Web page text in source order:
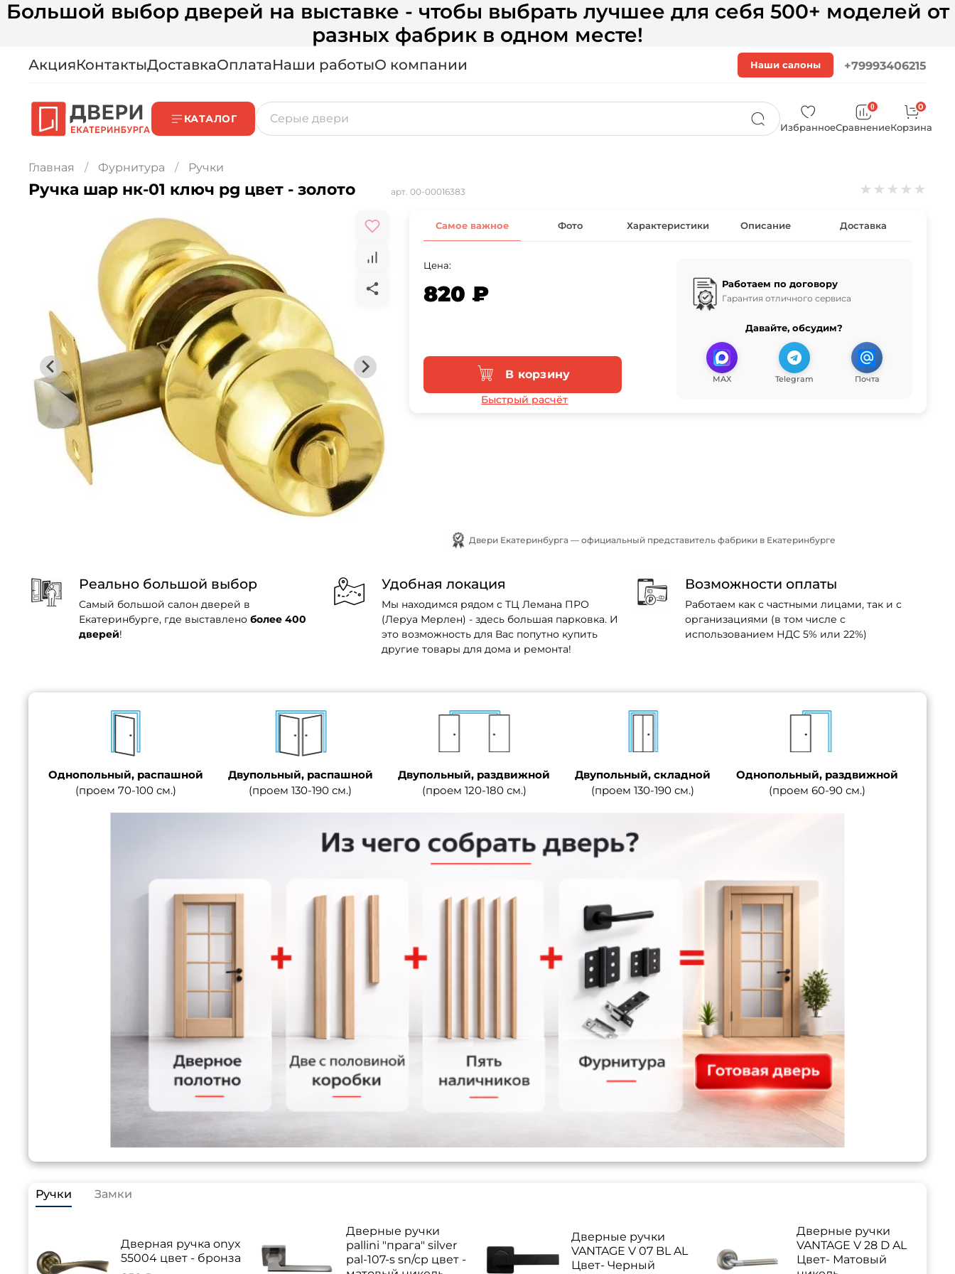
Большой выбор дверей на выставке - чтобы выбрать лучшее для себя 500+ моделей от
разных фабрик в одном месте!
АкцияКонтактыДоставкаОплатаНаши работыО компании Наши салоны +79993406215
КАТАЛОГ
Избранное
0
Сравнение
0
Корзина
Главная Фурнитура Ручки
Ручка шар нк-01 ключ рg цвет - золото арт. 00-00016383 ★ ★ ★ ★ ★
Самое важное Фото Характеристики Описание Доставка
Цена:
820 ₽
В корзину
Быстрый расчёт
Работаем по договору
Гарантия отличного сервиса
Давайте, обсудим?
MAX Telegram Почта
Двери Екатеринбурга — официальный представитель фабрики в Екатеринбурге
Реально большой выбор
Самый большой салон дверей в
Екатеринбурге, где выставлено более 400
дверей!
Удобная локация
Мы находимся рядом с ТЦ Лемана ПРО
(Леруа Мерлен) - здесь большая парковка. И
это возможность для Вас попутно купить
другие товары для дома и ремонта!
Возможности оплаты
Работаем как с частными лицами, так и с
организациями (в том числе с
использованием НДС 5% или 22%)
Однопольный, распашной
(проем 70-100 см.)
Двупольный, распашной
(проем 130-190 см.)
Двупольный, раздвижной
(проем 120-180 см.)
Двупольный, складной
(проем 130-190 см.)
Однопольный, раздвижной
(проем 60-90 см.)
Ручки Замки
Дверная ручка onyx
55004 цвет - бронза
Дверные ручки
pallini "прага" silver
pal-107-s sn/cp цвет -
Дверные ручки
VANTAGE V 07 BL AL
Цвет- Черный
Дверные ручки
VANTAGE V 28 D AL
Цвет- Матовый